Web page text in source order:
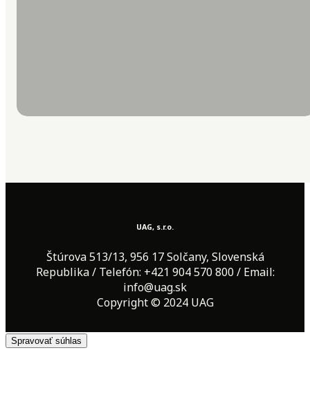
UAG, s.r.o.
Štúrova 513/13, 956 17 Solčany, Slovenská
Republika / Telefón: +421 904 570 800 / Email:
info@uag.sk
Copyright © 2024 UAG
Spravovať súhlas